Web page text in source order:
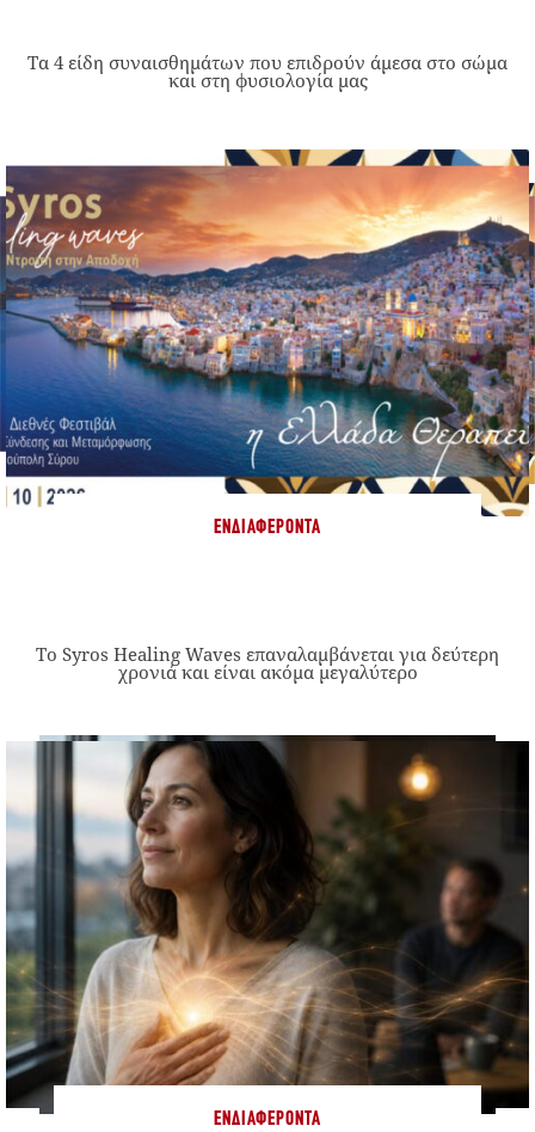
Τα 4 είδη συναισθημάτων που επιδρούν άμεσα στο σώμα
και στη φυσιολογία μας
ΕΝΔΙΑΦΈΡΟΝΤΑ
Το Syros Healing Waves επαναλαμβάνεται για δεύτερη
χρονιά και είναι ακόμα μεγαλύτερο
ΕΝΔΙΑΦΈΡΟΝΤΑ